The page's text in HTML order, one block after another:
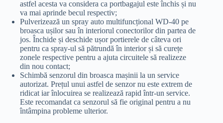
astfel acesta va considera ca portbagajul este închis și nu
va mai aprinde becul respectiv;
Pulverizează un spray auto multifuncțional WD-40 pe
broasca ușilor sau în interiorul conectorilor din partea de
jos. Închide și deschide ușor portierele de câteva ori
pentru ca spray-ul să pătrundă în interior și să curețe
zonele respective pentru a ajuta circuitele să realizeze
din nou contact;
Schimbă senzorul din broasca mașinii la un service
autorizat. Prețul unui astfel de senzor nu este extrem de
ridicat iar înlocuirea se realizează rapid într-un service.
Este recomandat ca senzorul să fie original pentru a nu
întâmpina probleme ulterior.